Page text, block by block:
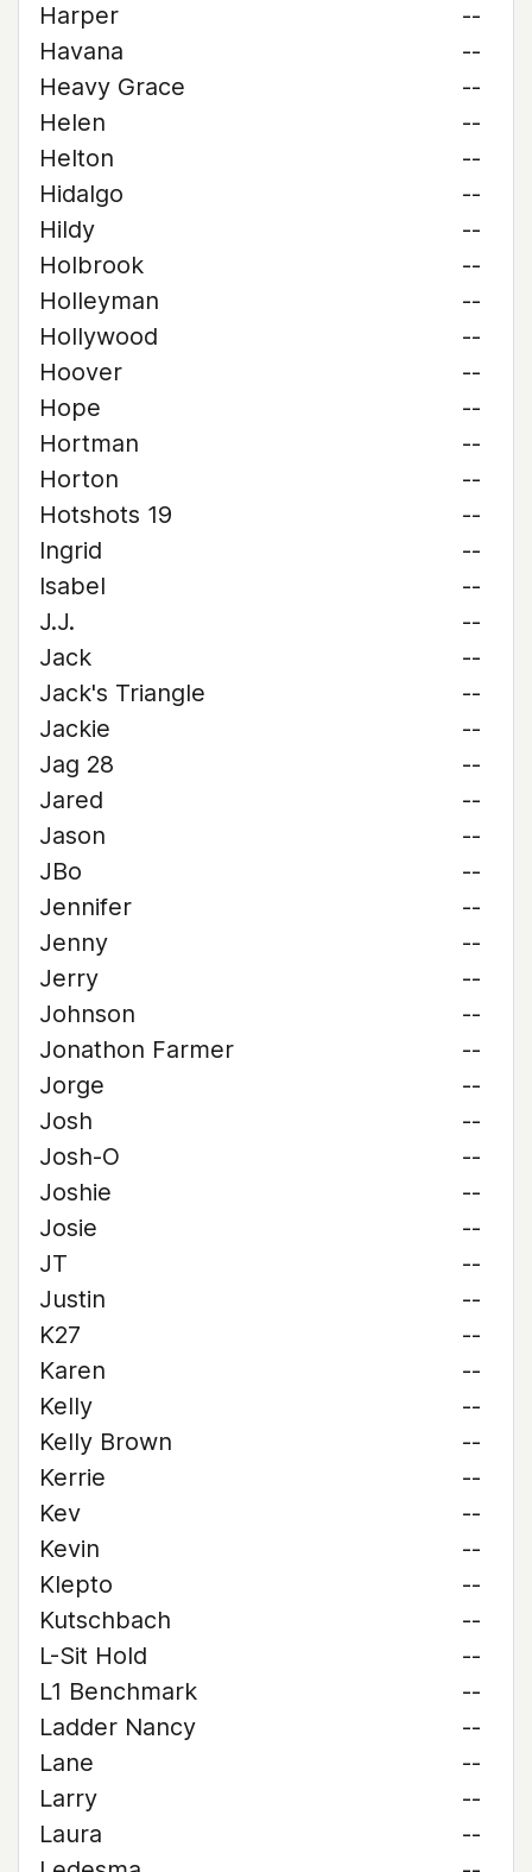
Harper
--
Havana
--
Heavy Grace
--
Helen
--
Helton
--
Hidalgo
--
Hildy
--
Holbrook
--
Holleyman
--
Hollywood
--
Hoover
--
Hope
--
Hortman
--
Horton
--
Hotshots 19
--
Ingrid
--
Isabel
--
J.J.
--
Jack
--
Jack's Triangle
--
Jackie
--
Jag 28
--
Jared
--
Jason
--
JBo
--
Jennifer
--
Jenny
--
Jerry
--
Johnson
--
Jonathon Farmer
--
Jorge
--
Josh
--
Josh-O
--
Joshie
--
Josie
--
JT
--
Justin
--
K27
--
Karen
--
Kelly
--
Kelly Brown
--
Kerrie
--
Kev
--
Kevin
--
Klepto
--
Kutschbach
--
L-Sit Hold
--
L1 Benchmark
--
Ladder Nancy
--
Lane
--
Larry
--
Laura
--